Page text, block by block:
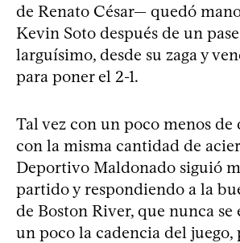
de Renato César— quedó
Kevin Soto después de un
larguísimo, desde su zaga y
para poner el 2-1.
Tal vez con un poco menos
con la misma cantidad de
Deportivo Maldonado siguió
partido y respondiendo a la
de Boston River, que nunca se
un poco la cadencia del juego,